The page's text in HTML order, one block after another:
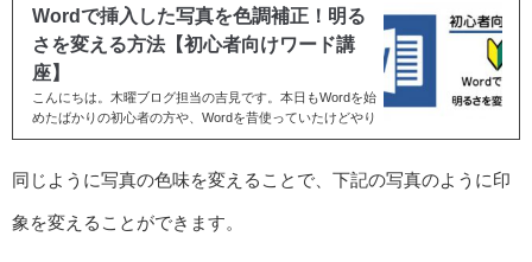
Wordで挿入した写真を色調補正！明る
さを変える方法【初心者向けワード講
座】
こんにちは。木曜ブログ担当の吉見です。本日もWordを始
めたばかりの初心者の方や、Wordを昔使っていたけどやり
方を忘れてしまった！といった方に役立つWordの基礎を
同じように写真の色味を変えることで、下記の写真のように印
象を変えることができます。